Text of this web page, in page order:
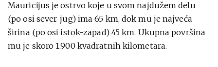
Mauricijus je ostrvo koje u svom najdužem delu
(po osi sever-jug) ima 65 km, dok mu je najveća
širina (po osi istok-zapad) 45 km. Ukupna površina
mu je skoro 1.900 kvadratnih kilometara.